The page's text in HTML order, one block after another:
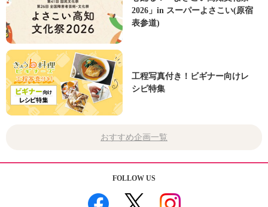
2026」in スーパーよさこい(原宿
表参道)
工程写真付き！ビギナー向けレ
シピ特集
おすすめ企画一覧
FOLLOW US